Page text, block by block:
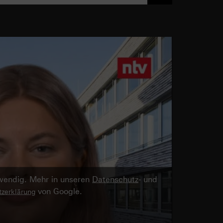
Mehr in unseren Datenschutz- und
von Google.